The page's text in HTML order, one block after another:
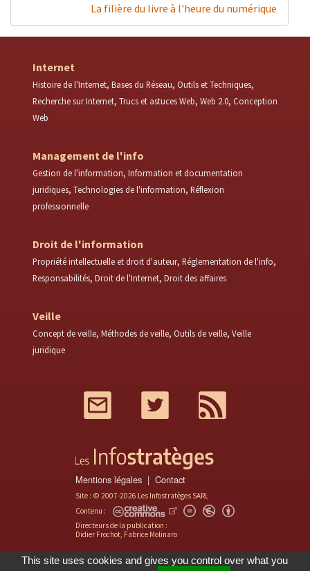
La filière du livre à l'heure du numérique
Internet
Histoire de l'Internet Bases du Réseau Outils et Techniques
Recherche sur Internet Trucs et astuces Web Web 2.0 Conception
Web
Management de l'info
Gestion de l'information Information et documentation
juridiques Technologies de l'information Réflexion
professionnelle
Droit de l'information
Propriété intellectuelle et droit d'auteur Réglementation de l'info
Responsabilités Droit de l'Internet Droit des affaires
Veille
Concept de veille Méthodes de veille Outils de veille Veille
juridique
Twitter
Mentions légales Contact
Site : © 2007-2026 Les Infostratèges SARL
Contenu :
Directeurs de la publication :
Didier Frochot, Fabrice Molinaro
This site uses cookies and gives you control over what you